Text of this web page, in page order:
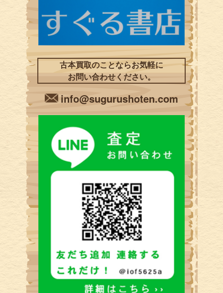
古本買取のことならお気軽に
お問い合わせください。
info@sugurushoten.com